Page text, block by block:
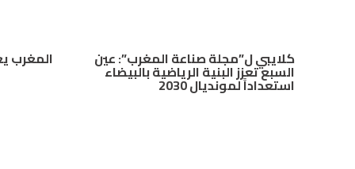
كلايبي ل”مجلة صناعة المغرب”: عين
السبع تعزز البنية الرياضية بالبيضاء
استعداداً لمونديال 2030
المغرب